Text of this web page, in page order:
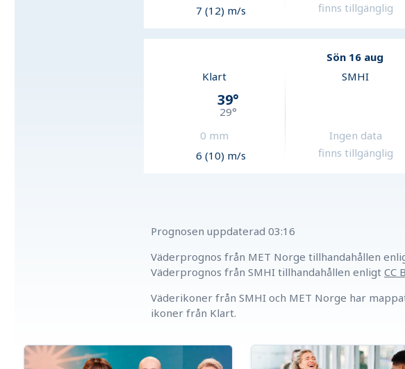
7 (12) m/s
finns tillgänglig
Sön 16 aug
Klart
39°
29°
0 mm
6 (10) m/s
SMHI
Ingen data
finns tillgänglig
Prognosen uppdaterad 03:16
Väderprognos från MET Norge tillhandahållen
Väderprognos från SMHI tillhandahållen enligt CC
Väderikoner från SMHI och MET Norge har
ikoner från Klart.